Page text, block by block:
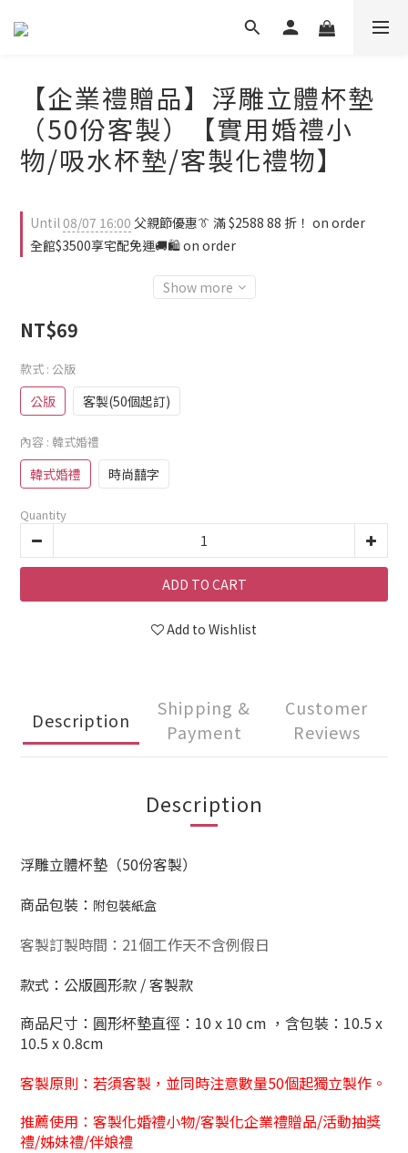
【企業禮贈品】浮雕立體杯墊
（50份客製）【實用婚禮小
物/吸水杯墊/客製化禮物】
Until08/07 16:00 父親節優惠👔 滿 $2588 88 折！ on order
全館$3500享宅配免運🚚🛍️ on order
Show more
NT$69
款式 : 公版
公版 客製(50個起訂)
內容 : 韓式婚禮
韓式婚禮 時尚囍字
Quantity
ADD TO CART
Add to Wishlist
Description
Shipping &
Payment
Customer
Reviews
Description
浮雕立體杯墊（50份客製）
商品包裝： 附包裝紙盒
客製訂製時間：21個工作天不含例假日
款式：公版圓形款 / 客製款
商品尺寸： 圓形杯墊直徑：10 x 10 cm ，含包裝 ：10.5 x
10.5 x 0.8cm
客製原則：若須客製，並同時注意數量50個起獨立製作。
推薦使用：客製化婚禮小物/客製化企業禮贈品/活動抽獎
禮/姊妹禮/伴娘禮